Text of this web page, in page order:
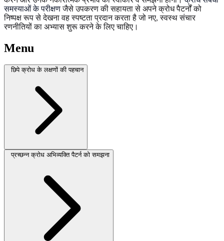
समस्याओं के परीक्षणजैसे उपकरण की सहायता से अपने क्रोध पैटर्नों को
निष्पक्ष रूप से देखना वह स्पष्टता प्रदान करता है जो नए, स्वस्थ संचार
रणनीतियों का अभ्यास शुरू करने के लिए चाहिए।
Menu
छिपे क्रोध के लक्षणों की पहचान
प्रच्छन्न क्रोध अभिव्यक्ति पैटर्न को समझना